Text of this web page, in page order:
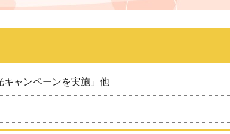
キャンペーンを実施」他